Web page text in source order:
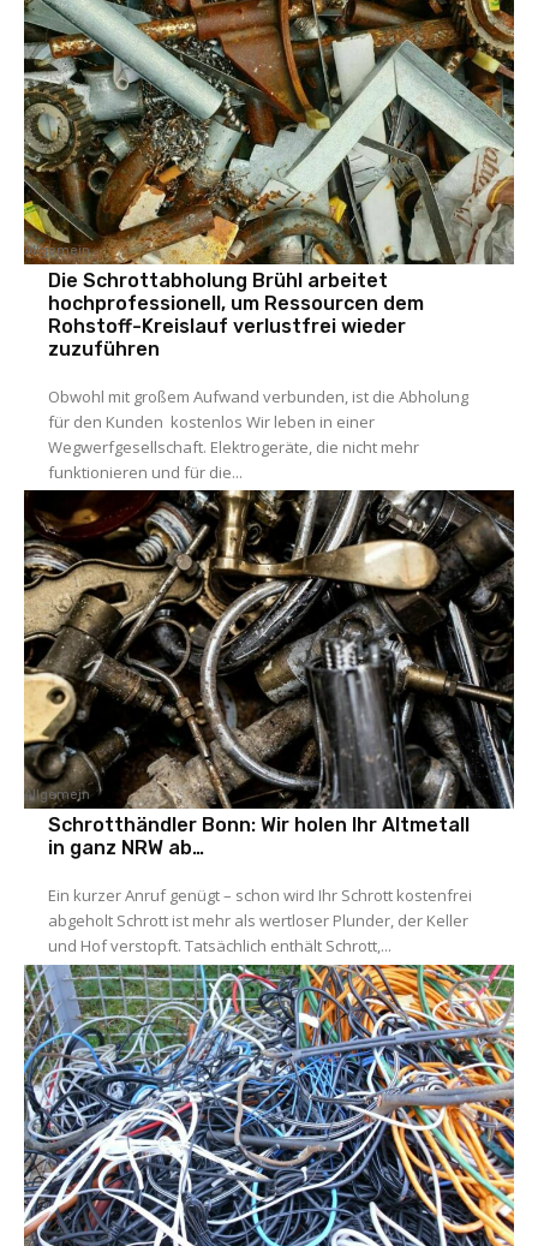
Allgemein
Die Schrottabholung Brühl arbeitet
hochprofessionell, um Ressourcen dem
Rohstoff-Kreislauf verlustfrei wieder
zuzuführen
Obwohl mit großem Aufwand verbunden, ist die Abholung
für den Kunden kostenlos Wir leben in einer
Wegwerfgesellschaft. Elektrogeräte, die nicht mehr
funktionieren und für die...
Allgemein
Schrotthändler Bonn: Wir holen Ihr Altmetall
in ganz NRW ab…
Ein kurzer Anruf genügt – schon wird Ihr Schrott kostenfrei
abgeholt Schrott ist mehr als wertloser Plunder, der Keller
und Hof verstopft. Tatsächlich enthält Schrott,...